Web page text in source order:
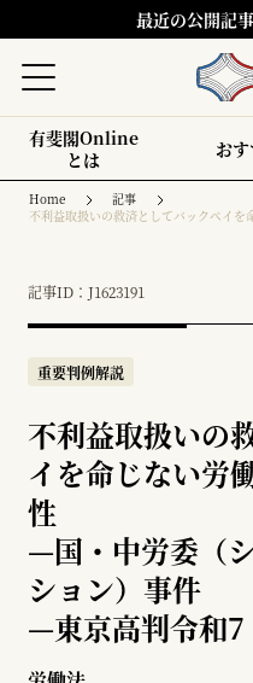
最近の公開記
有斐閣Online
とは
お
Home
記事
不利益取扱いの救済としてバックペイを
記事ID：J1623191
重要判例解説
不利益取扱いの
イを命じない労
性
—国・中労委（
ション）事件
—東京高判令和